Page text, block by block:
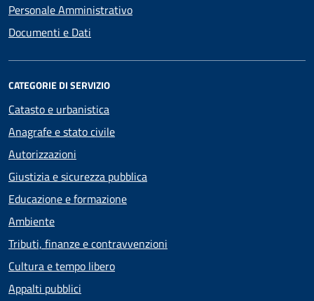
Personale Amministrativo
Documenti e Dati
CATEGORIE DI SERVIZIO
Catasto e urbanistica
Anagrafe e stato civile
Autorizzazioni
Giustizia e sicurezza pubblica
Educazione e formazione
Ambiente
Tributi, finanze e contravvenzioni
Cultura e tempo libero
Appalti pubblici